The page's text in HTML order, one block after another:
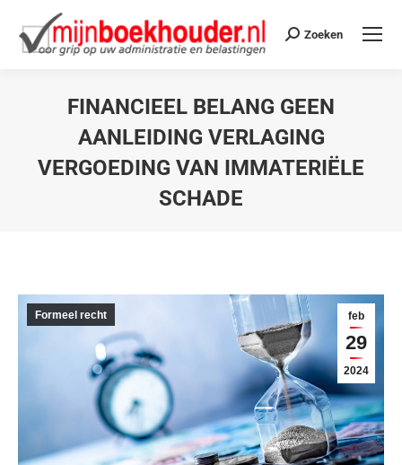
Zoeken
FINANCIEEL BELANG GEEN
AANLEIDING VERLAGING
VERGOEDING VAN IMMATERIËLE
SCHADE
feb
29
2024
Formeel recht